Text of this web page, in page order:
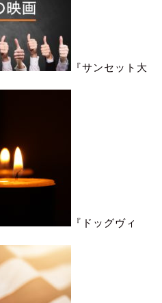
『サンセット大
『ドッグヴィ